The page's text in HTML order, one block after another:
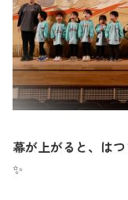
幕が上がると、は
✨